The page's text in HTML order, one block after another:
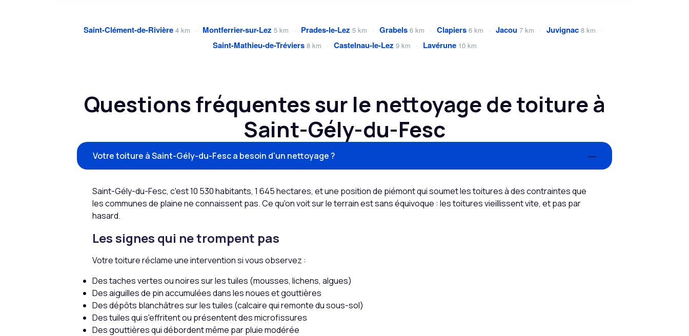
Saint-Clément-de-Rivière 4 km · Montferrier-sur-Lez 5 km · Prades-le-Lez 5 km · Grabels 6 km · Clapiers 6 km · Jacou 7 km · Juvignac 8 km ·
Saint-Mathieu-de-Tréviers 8 km · Castelnau-le-Lez 9 km · Lavérune 10 km
Questions fréquentes sur le nettoyage de toiture à
Saint-Gély-du-Fesc
Votre toiture à Saint-Gély-du-Fesc a besoin d'un nettoyage ?
Saint-Gély-du-Fesc, c'est 10 530 habitants, 1 645 hectares, et une position de piémont qui soumet les toitures à des contraintes que
les communes de plaine ne connaissent pas. Ce qu'on voit sur le terrain est sans équivoque : les toitures vieillissent vite, et pas par
hasard.
Les signes qui ne trompent pas
Votre toiture réclame une intervention si vous observez :
Des taches vertes ou noires sur les tuiles (mousses, lichens, algues)
Des aiguilles de pin accumulées dans les noues et gouttières
Des dépôts blanchâtres sur les tuiles (calcaire qui remonte du sous-sol)
Des tuiles qui s'effritent ou présentent des microfissures
Des gouttières qui débordent même par pluie modérée